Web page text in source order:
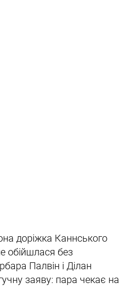
доріжка Каннського
обійшлася без
Палвін і Ділан
заяву: пара чекає на